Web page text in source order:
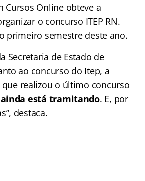
Cursos Online obteve a
o concurso ITEP RN.
primeiro semestre deste ano.
Secretaria de Estado de
ao concurso do Itep, a
realizou o último concurso
está tramitando. E, por
destaca.